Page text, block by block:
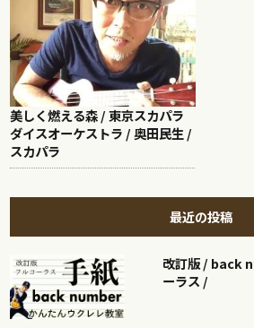
美しく燃える森 / 東京スカパラ
ダイスオーケストラ / 奥田民生 /
スカパラ
最近の投稿
改訂版 / back
ーラス /